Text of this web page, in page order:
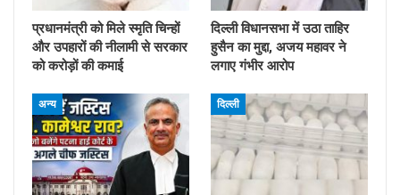
प्रधानमंत्री को मिले स्मृति चिन्हों
और उपहारों की नीलामी से सरकार
को करोड़ों की कमाई
दिल्ली विधानसभा में उठा ताहिर
हुसैन का मुद्दा, अजय महावर ने
लगाए गंभीर आरोप
अन्य दिल्ली